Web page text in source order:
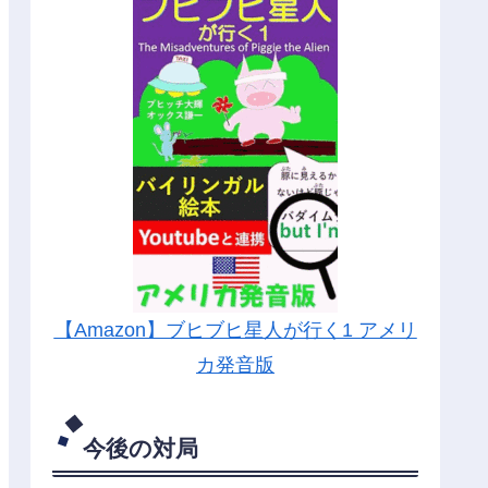
【Amazon】ブヒブヒ星人が行く1 アメリ
カ発音版
今後の対局